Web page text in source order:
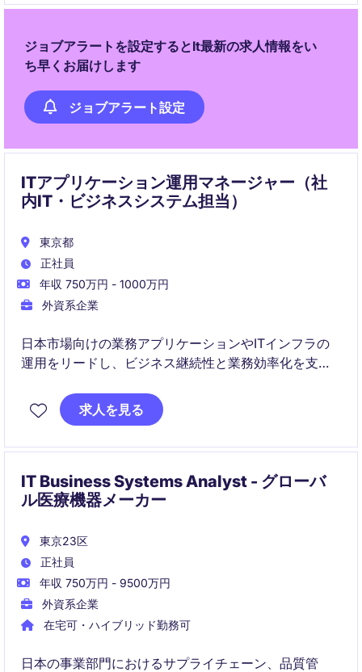
ジョブアラートを設定するとIt最新の求人情報をい
ち早くお届けします
ジョブアラート設定
ITアプリケーション運用マネージャー（社
内IT・ビジネスシステム担当）
東京都
正社員
年収 750万円 - 1000万円
外資系企業
日本市場向けの業務アプリケーションやITインフラの
運用をリードし、ビジネス継続性と業務効率化を支え
ら、ERP・CRM導入や社内DXプロジェクトを推進しま
す。
求人を見る
IT Business Systems Analyst - グローバ
ル医療機器メーカー
東京23区
正社員
年収 750万円 - 9500万円
外資系企業
在宅可・ハイブリッド勤務可
日本の事業部門におけるサプライチェーン、品質管